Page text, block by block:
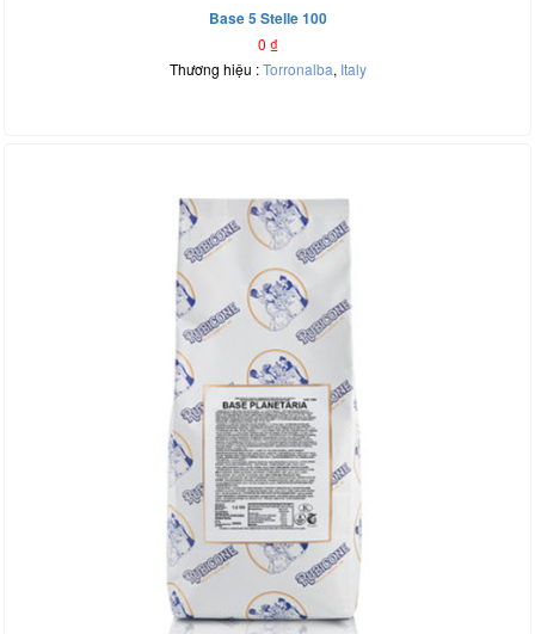
Base 5 Stelle 100
0 ₫
Thương hiệu :Torronalba, Italy